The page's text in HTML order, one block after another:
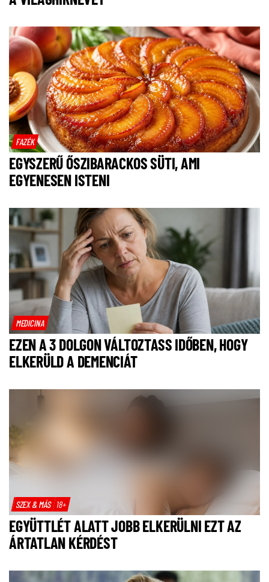
FAZÉK
EGYSZERŰ ŐSZIBARACKOS SÜTI, AMI
EGYENESEN ISTENI
MEDICINA
EZEN A 3 DOLGON VÁLTOZTASS IDŐBEN, HOGY
ELKERÜLD A DEMENCIÁT
SZEX & MÁS 18+
EGYÜTTLÉT ALATT JOBB ELKERÜLNI EZT AZ
ÁRTATLAN KÉRDÉST